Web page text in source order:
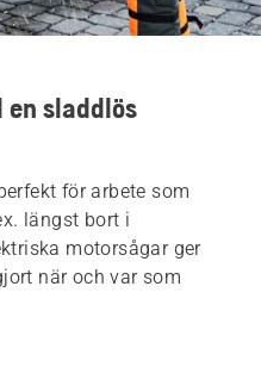
en sladdlös
för arbete som
längst bort i
motorsågar ger
när och var som